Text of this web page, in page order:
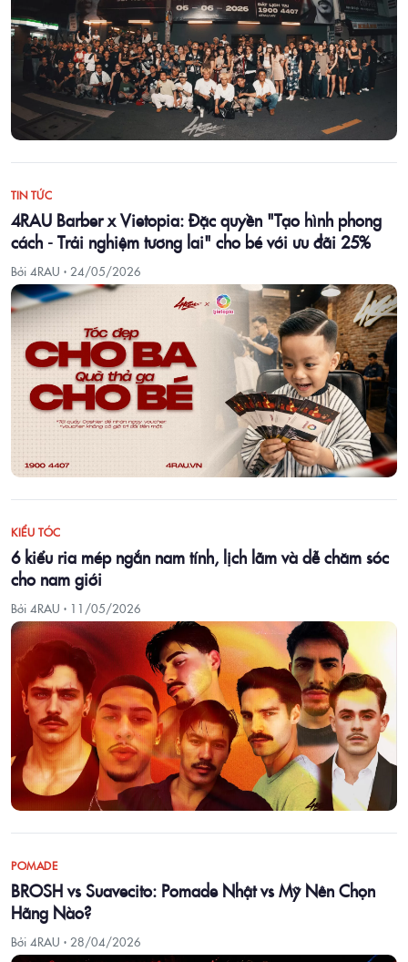
TIN TỨC
4RAU Barber x Vietopia: Đặc quyền "Tạo hình phong
cách - Trải nghiệm tương lai" cho bé với ưu đãi 25%
Bởi 4RAU · 24/05/2026
KIỂU TÓC
6 kiểu ria mép ngắn nam tính, lịch lãm và dễ chăm sóc
cho nam giới
Bởi 4RAU · 11/05/2026
POMADE
BROSH vs Suavecito: Pomade Nhật vs Mỹ Nên Chọn
Hãng Nào?
Bởi 4RAU · 28/04/2026